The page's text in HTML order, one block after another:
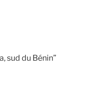
sud du Bénin”